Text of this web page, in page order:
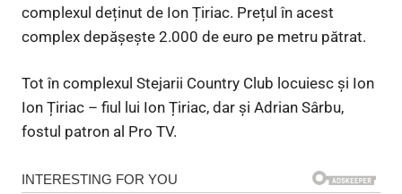
complexul deținut de Ion Țiriac. Prețul în acest
complex depășește 2.000 de euro pe metru pătrat.
Tot în complexul Stejarii Country Club locuiesc și Ion
Ion Țiriac – fiul lui Ion Țiriac, dar și Adrian Sârbu,
fostul patron al Pro TV.